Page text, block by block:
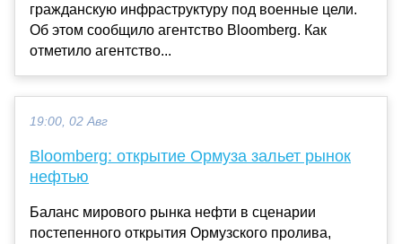
гражданскую инфраструктуру под военные цели.
Об этом сообщило агентство Bloomberg. Как
отметило агентство...
19:00, 02 Авг
Bloomberg: открытие Ормуза зальет рынок
нефтью
Баланс мирового рынка нефти в сценарии
постепенного открытия Ормузского пролива,